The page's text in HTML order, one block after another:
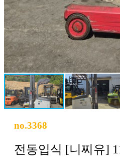
no.3368
전동입식 [니찌유]